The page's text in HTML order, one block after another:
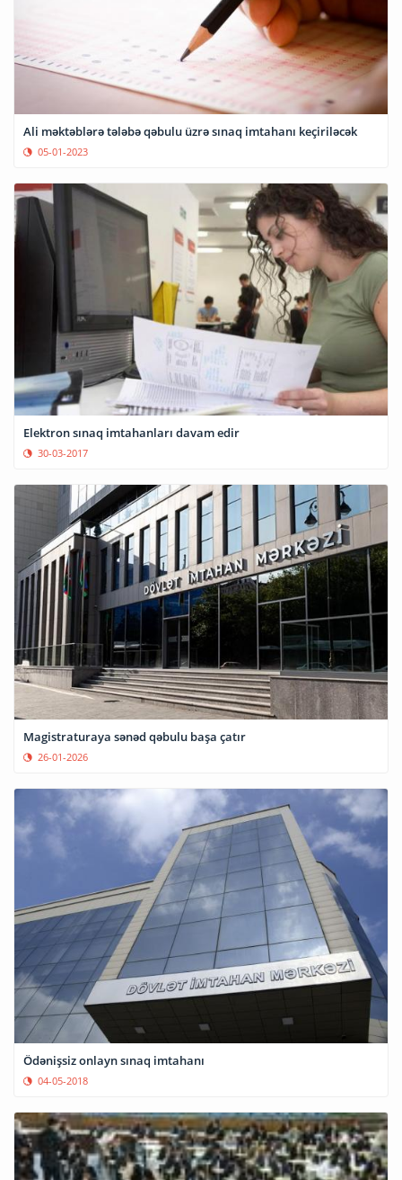
Ali məktəblərə tələbə qəbulu üzrə sınaq imtahanı keçiriləcək
05-01-2023
Elektron sınaq imtahanları davam edir
30-03-2017
Magistraturaya sənəd qəbulu başa çatır
26-01-2026
Ödənişsiz onlayn sınaq imtahanı
04-05-2018